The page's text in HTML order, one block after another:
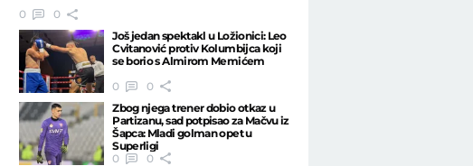
0
0
Još jedan spektakl u Ložionici: Leo
Cvitanović protiv Kolumbijca koji
se borio s Almirom Memićem
0
0
Zbog njega trener dobio otkaz u
Partizanu, sad potpisao za Mačvu iz
Šapca: Mladi golman opet u
Superligi
0
0